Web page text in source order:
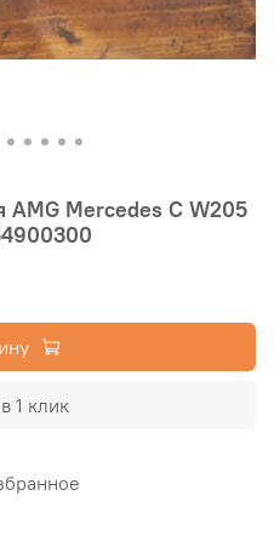
AMG Mercedes C W205
1 клик